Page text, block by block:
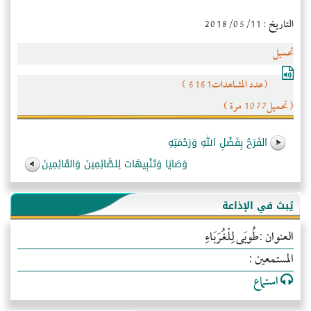
التاريخ : 2018/05/11
تحميل
(عدد المشاهدات6161 )
( تحميل1077 مرة )
الفَرَحُ بِفَضْلِ اللهِ وَرَحْمَتِهِ
وَصَايَا وَتَنْبِيهَات لِلصَّائِمِينَ وَالقَائِمِينَ
يُبث في الإذاعة
العنوان :طُوبَى لِلْغُرَبَاءِ
المستمعين :
استماع